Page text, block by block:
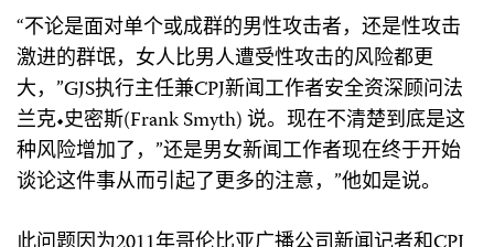
“不论是面对单个或成群的男性攻击者，还是性攻击
激进的群氓，女人比男人遭受性攻击的风险都更
大，”GJS执行主任兼CPJ新闻工作者安全资深顾问法
兰克•史密斯(Frank Smyth) 说。现在不清楚到底是这
种风险增加了，”还是男女新闻工作者现在终于开始
谈论这件事从而引起了更多的注意，”他如是说。